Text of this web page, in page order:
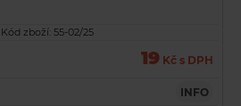
Kód zboží: 55-02/25
19 Kč s DPH
INFO